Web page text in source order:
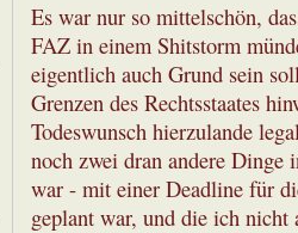
Es war nur so mittelschön,
FAZ in einem Shitstorm
eigentlich auch Grund sein
Grenzen des Rechtsstaates
Todeswunsch hierzulande
noch zwei dran andere Dinge
war - mit einer Deadline für
geplant war, und die ich nicht